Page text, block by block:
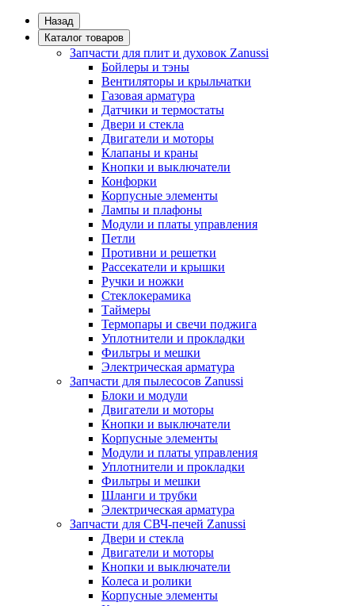
Назад
Каталог товаров
Запчасти для плит и духовок Zanussi
Бойлеры и тэны
Вентиляторы и крыльчатки
Газовая арматура
Датчики и термостаты
Двери и стекла
Двигатели и моторы
Клапаны и краны
Кнопки и выключатели
Конфорки
Корпусные элементы
Лампы и плафоны
Модули и платы управления
Петли
Противни и решетки
Рассекатели и крышки
Ручки и ножки
Стеклокерамика
Таймеры
Термопары и свечи поджига
Уплотнители и прокладки
Фильтры и мешки
Электрическая арматура
Запчасти для пылесосов Zanussi
Блоки и модули
Двигатели и моторы
Кнопки и выключатели
Корпусные элементы
Модули и платы управления
Уплотнители и прокладки
Фильтры и мешки
Шланги и трубки
Электрическая арматура
Запчасти для СВЧ-печей Zanussi
Двери и стекла
Двигатели и моторы
Кнопки и выключатели
Колеса и ролики
Корпусные элементы